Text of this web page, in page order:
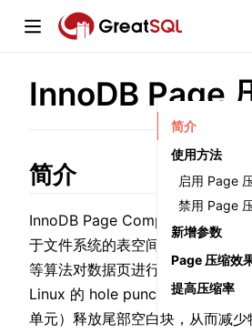
InnoDB Page
简介
InnoDB Page Compression（透
于文件系统的表空间压缩技术，
等算法对数据页进行压缩，并利用
Linux 的 hole punching 或
单元）释放尾部空白块，从而减
简介
使用方法
启用 Page
禁用 Page
新增参数
Page 压缩效
提高压缩率